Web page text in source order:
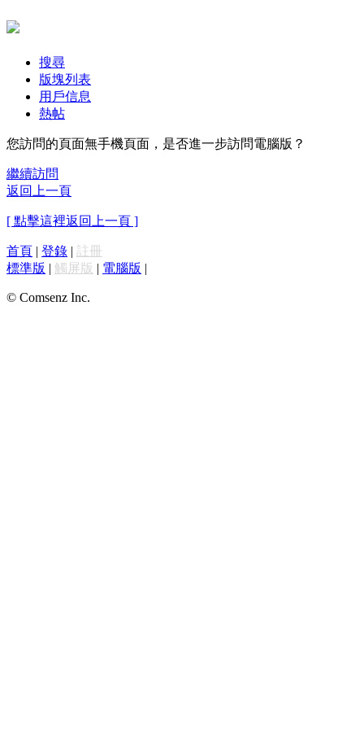
搜尋
版塊列表
用戶信息
熱帖
您訪問的頁面無手機頁面，是否進一步訪問電腦版？
繼續訪問
返回上一頁
[ 點擊這裡返回上一頁 ]
首頁 | 登錄 | 註冊
標準版 | 觸屏版 | 電腦版 |
© Comsenz Inc.